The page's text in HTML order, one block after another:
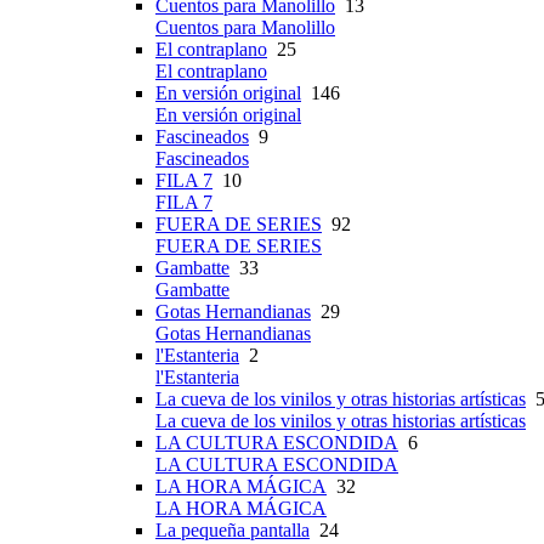
Cuentos para Manolillo 13
Cuentos para Manolillo
El contraplano 25
El contraplano
En versión original 146
En versión original
Fascineados 9
Fascineados
FILA 7 10
FILA 7
FUERA DE SERIES 92
FUERA DE SERIES
Gambatte 33
Gambatte
Gotas Hernandianas 29
Gotas Hernandianas
l'Estanteria 2
l'Estanteria
La cueva de los vinilos y otras historias artísticas
La cueva de los vinilos y otras historias artísticas
LA CULTURA ESCONDIDA 6
LA CULTURA ESCONDIDA
LA HORA MÁGICA 32
LA HORA MÁGICA
La pequeña pantalla 24